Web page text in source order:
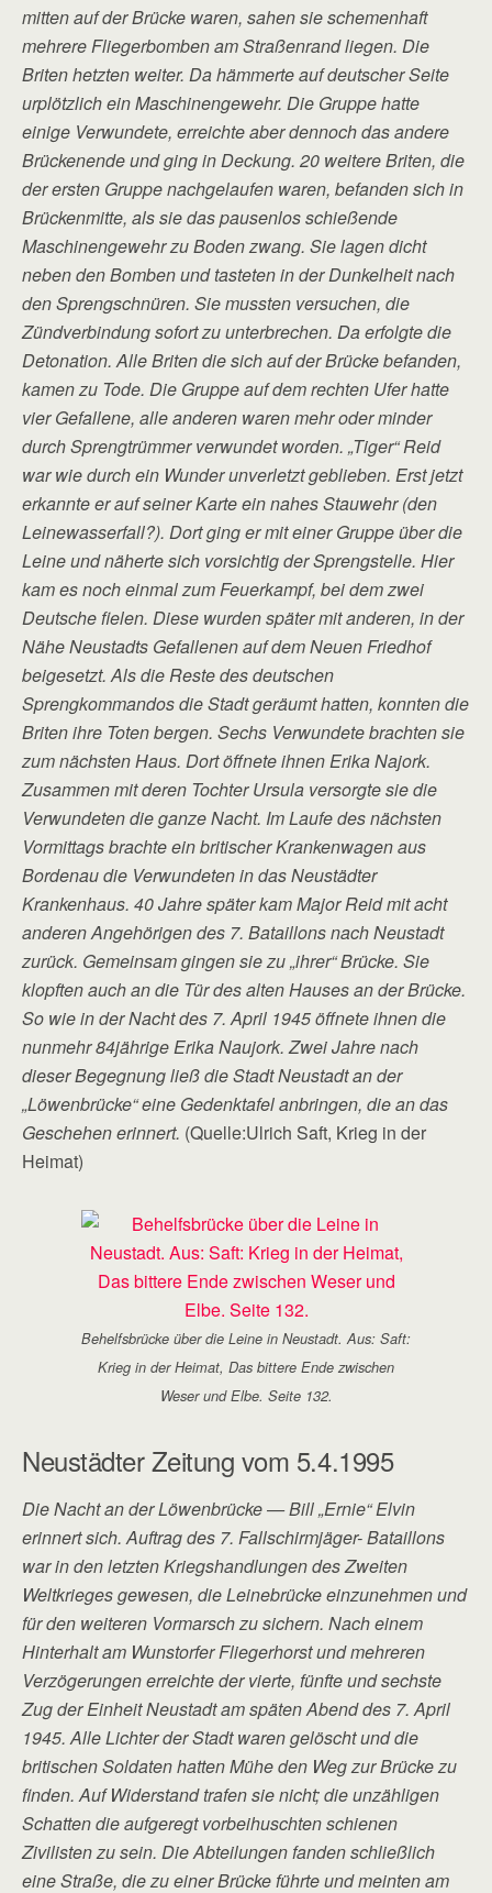
mitten auf der Brücke waren, sahen sie schemenhaft
mehrere Fliegerbomben am Straßenrand liegen. Die
Briten hetzten weiter. Da hämmerte auf deutscher Seite
urplötzlich ein Maschinengewehr. Die Gruppe hatte
einige Verwundete, erreichte aber dennoch das andere
Brückenende und ging in Deckung. 20 weitere Briten, die
der ersten Gruppe nachgelaufen waren, befanden sich in
Brückenmitte, als sie das pausenlos schießende
Maschinengewehr zu Boden zwang. Sie lagen dicht
neben den Bomben und tasteten in der Dunkelheit nach
den Sprengschnüren. Sie mussten versuchen, die
Zündverbindung sofort zu unterbrechen. Da erfolgte die
Detonation. Alle Briten die sich auf der Brücke befanden,
kamen zu Tode. Die Gruppe auf dem rechten Ufer hatte
vier Gefallene, alle anderen waren mehr oder minder
durch Sprengtrümmer verwundet worden. „Tiger“ Reid
war wie durch ein Wunder unverletzt geblieben. Erst jetzt
erkannte er auf seiner Karte ein nahes Stauwehr (den
Leinewasserfall?). Dort ging er mit einer Gruppe über die
Leine und näherte sich vorsichtig der Sprengstelle. Hier
kam es noch einmal zum Feuerkampf, bei dem zwei
Deutsche fielen. Diese wurden später mit anderen, in der
Nähe Neustadts Gefallenen auf dem Neuen Friedhof
beigesetzt. Als die Reste des deutschen
Sprengkommandos die Stadt geräumt hatten, konnten die
Briten ihre Toten bergen. Sechs Verwundete brachten sie
zum nächsten Haus. Dort öffnete ihnen Erika Najork.
Zusammen mit deren Tochter Ursula versorgte sie die
Verwundeten die ganze Nacht. Im Laufe des nächsten
Vormittags brachte ein britischer Krankenwagen aus
Bordenau die Verwundeten in das Neustädter
Krankenhaus. 40 Jahre später kam Major Reid mit acht
anderen Angehörigen des 7. Bataillons nach Neustadt
zurück. Gemeinsam gingen sie zu „ihrer“ Brücke. Sie
klopften auch an die Tür des alten Hauses an der Brücke.
So wie in der Nacht des 7. April 1945 öffnete ihnen die
nunmehr 84jährige Erika Naujork. Zwei Jahre nach
dieser Begegnung ließ die Stadt Neustadt an der
„Löwenbrücke“ eine Gedenktafel anbringen, die an das
Geschehen erinnert. (Quelle:Ulrich Saft, Krieg in der
Heimat)
Behelfsbrücke über die Leine in Neustadt. Aus: Saft:
Krieg in der Heimat, Das bittere Ende zwischen
Weser und Elbe. Seite 132.
Neustädter Zeitung vom 5.4.1995
Die Nacht an der Löwenbrücke — Bill „Ernie“ Elvin
erinnert sich. Auftrag des 7. Fallschirmjäger- Bataillons
war in den letzten Kriegshandlungen des Zweiten
Weltkrieges gewesen, die Leinebrücke einzunehmen und
für den weiteren Vormarsch zu sichern. Nach einem
Hinterhalt am Wunstorfer Fliegerhorst und mehreren
Verzögerungen erreichte der vierte, fünfte und sechste
Zug der Einheit Neustadt am späten Abend des 7. April
1945. Alle Lichter der Stadt waren gelöscht und die
britischen Soldaten hatten Mühe den Weg zur Brücke zu
finden. Auf Widerstand trafen sie nicht; die unzähligen
Schatten die aufgeregt vorbeihuschten schienen
Zivilisten zu sein. Die Abteilungen fanden schließlich
eine Straße, die zu einer Brücke führte und meinten am